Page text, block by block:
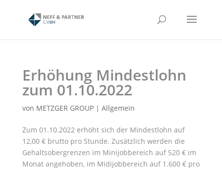
Erhöhung Mindestlohn
zum 01.10.2022
von METZGER GROUP| Allgemein
Zum 01.10.2022 erhöht sich der Mindestlohn auf
12,00 € brutto pro Stunde. Zusätzlich werden die
Gehaltsobergrenzen im Minijobbereich auf 520 € im
Monat angehoben, im Midijobbereich auf 1.600 € pro